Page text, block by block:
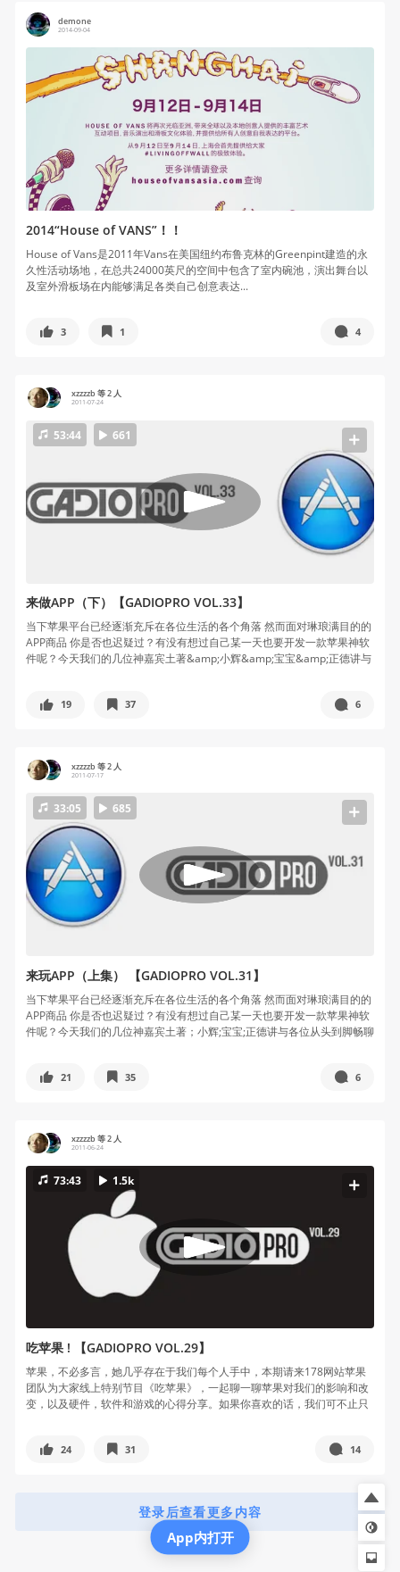
demone
2014-09-04
2014“House of VANS”！！
House of Vans是2011年Vans在美国纽约布鲁克林的Greenpint建造的永
久性活动场地，在总共24000英尺的空间中包含了室内碗池，演出舞台以
及室外滑板场在内能够满足各类自己创意表达...
3 1 4
xzzzzb 等 2 人
2011-07-24
53:44 661
来做APP（下）【GADIOPRO VOL.33】
当下苹果平台已经逐渐充斥在各位生活的各个角落 然而面对琳琅满目的的
APP商品 你是否也迟疑过？有没有想过自己某一天也要开发一款苹果神软
件呢？今天我们的几位神嘉宾土著&amp;小辉&amp;宝宝&amp;正德讲与
19 37 6
xzzzzb 等 2 人
2011-07-17
33:05 685
来玩APP（上集） 【GADIOPRO VOL.31】
当下苹果平台已经逐渐充斥在各位生活的各个角落 然而面对琳琅满目的的
APP商品 你是否也迟疑过？有没有想过自己某一天也要开发一款苹果神软
件呢？今天我们的几位神嘉宾土著；小辉;宝宝;正德讲与各位从头到脚畅聊
21 35 6
xzzzzb 等 2 人
2011-06-24
73:43 1.5k
吃苹果 ! 【GADIOPRO VOL.29】
苹果，不必多言，她几乎存在于我们每个人手中，本期请来178网站苹果
团队为大家线上特别节目《吃苹果》，一起聊一聊苹果对我们的影响和改
变，以及硬件，软件和游戏的心得分享。如果你喜欢的话，我们可不止只
24 31 14
登录后查看更多内容
App内打开